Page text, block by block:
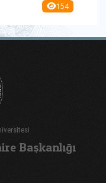
154
Başkanlığı